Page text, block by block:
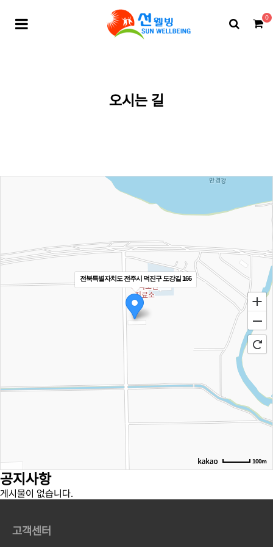
0
오시는 길
전북특별자치도 전주시 덕진구 도강길 166
100m
공지 사항
게시물이 없습니다.
고객센터